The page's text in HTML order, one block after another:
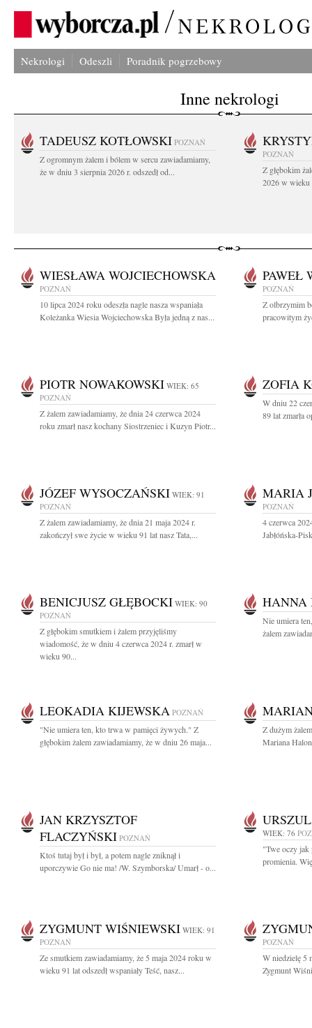
Nekrologi Odeszli Poradnik pogrzebowy
Inne nekrologi
TADEUSZ KOTŁOWSKI POZNAŃ
Z ogromnym żalem i bólem w sercu zawiadamiamy,
że w dniu 3 sierpnia 2026 r. odszedł od...
POZNAŃ
Z głębokim
2026 w wieku
WIESŁAWA WOJCIECHOWSKA
POZNAŃ
10 lipca 2024 roku odeszła nagle nasza wspaniała
Koleżanka Wiesia Wojciechowska Była jedną z nas...
PAWEŁ
POZNAŃ
Z olbrzymim
pracowitym
PIOTR NOWAKOWSKI WIEK: 65
POZNAŃ
Z żalem zawiadamiamy, że dnia 24 czerwca 2024
roku zmarł nasz kochany Siostrzeniec i Kuzyn Piotr...
ZOFIA
W dniu 22
89 lat zmarła
JÓZEF WYSOCZAŃSKI WIEK: 91
POZNAŃ
Z żalem zawiadamiamy, że dnia 21 maja 2024 r.
zakończył swe życie w wieku 91 lat nasz Tata,...
MARIA
POZNAŃ
4 czerwca
Jabłóńska-
BENICJUSZ GŁĘBOCKI WIEK: 90
POZNAŃ
Z głębokim smutkiem i żalem przyjęliśmy
wiadomość, że w dniu 4 czerwca 2024 r. zmarł w
wieku 90...
HANNA
Nie umiera
żalem
LEOKADIA KIJEWSKA POZNAŃ
"Nie umiera ten, kto trwa w pamięci żywych." Z
głębokim żalem zawiadamiamy, że w dniu 26 maja...
Z dużym
Mariana
JAN KRZYSZTOF
FLACZYŃSKI POZNAŃ
Ktoś tutaj był i był, a potem nagle zniknął i
uporczywie Go nie ma! /W. Szymborska/ Umarł - o...
WIEK: 76
"Twe oczy jak
promienia.
ZYGMUNT WIŚNIEWSKI WIEK: 91
POZNAŃ
Ze smutkiem zawiadamiamy, że 5 maja 2024 roku w
wieku 91 lat odszedł wspaniały Teść, nasz...
POZNAŃ
W niedzielę 5
Zygmunt